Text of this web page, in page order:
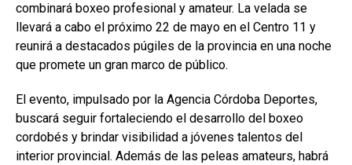
combinará boxeo profesional y amateur. La velada se
llevará a cabo el próximo 22 de mayo en el Centro 11 y
reunirá a destacados púgiles de la provincia en una noche
que promete un gran marco de público.
El evento, impulsado por la Agencia Córdoba Deportes,
buscará seguir fortaleciendo el desarrollo del boxeo
cordobés y brindar visibilidad a jóvenes talentos del
interior provincial. Además de las peleas amateurs, habrá